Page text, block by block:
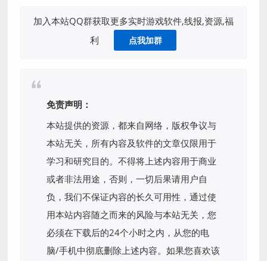
加入本站QQ群获取更多实时游戏软件,线报,资源,福
利
点我加群
免责声明：
本站提供的资源，都来自网络，版权争议与
本站无关，所有内容及软件的文章仅限用于
学习和研究目的。不得将上述内容用于商业
或者非法用途，否则，一切后果请用户自
负，我们不保证内容的长久可用性，通过使
用本站内容随之而来的风险与本站无关，您
必须在下载后的24个小时之内，从您的电
脑/手机中彻底删除上述内容。如果您喜欢该